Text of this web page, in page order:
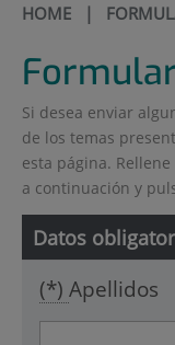
HOME |
Si desea enviar
de los temas
esta página.
a continuación y
Datos
(*)Apellidos